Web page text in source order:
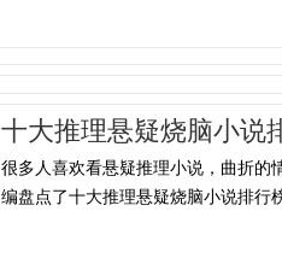
十大推理悬疑烧脑小说
很多人喜欢看悬疑推理小说，曲折的
编盘点了十大推理悬疑烧脑小说排行